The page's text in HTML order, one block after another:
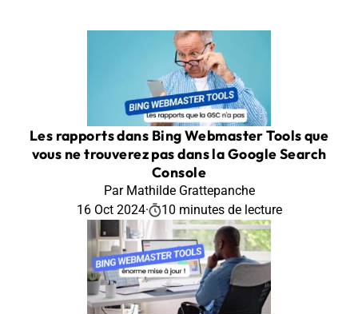
Les rapports dans Bing Webmaster Tools que
vous ne trouverez pas dans la Google Search
Console
Par Mathilde Grattepanche
16 Oct 2024· 10 minutes de lecture